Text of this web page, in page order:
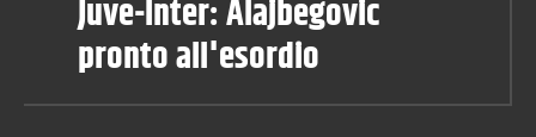
Juve-Inter: Alajbegovic
pronto all'esordio